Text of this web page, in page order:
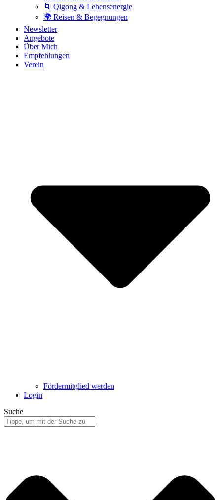
🌀 Qigong & Lebensenergie
🌍 Reisen & Begegnungen
Newsletter
Angebote
Über Mich
Empfehlungen
Verein
Fördermitglied werden
Login
Suche